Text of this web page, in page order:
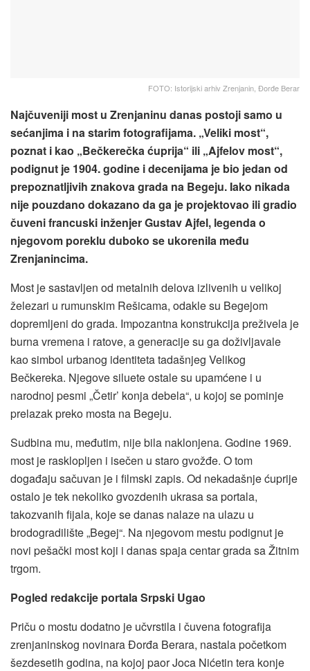
FOTO: Istorijski arhiv Zrenjanin, Đorđe Berar
Najčuveniji most u Zrenjaninu danas postoji samo u
sećanjima i na starim fotografijama. „Veliki most“,
poznat i kao „Bečkerečka ćuprija“ ili „Ajfelov most“,
podignut je 1904. godine i decenijama je bio jedan od
prepoznatljivih znakova grada na Begeju. Iako nikada
nije pouzdano dokazano da ga je projektovao ili gradio
čuveni francuski inženjer Gustav Ajfel, legenda o
njegovom poreklu duboko se ukorenila među
Zrenjanincima.
Most je sastavljen od metalnih delova izlivenih u velikoj
železari u rumunskim Rešicama, odakle su Begejom
dopremljeni do grada. Impozantna konstrukcija preživela je
burna vremena i ratove, a generacije su ga doživljavale
kao simbol urbanog identiteta tadašnjeg Velikog
Bečkereka. Njegove siluete ostale su upamćene i u
narodnoj pesmi „Četir’ konja debela“, u kojoj se pominje
prelazak preko mosta na Begeju.
Sudbina mu, međutim, nije bila naklonjena. Godine 1969.
most je rasklopljen i isečen u staro gvožđe. O tom
događaju sačuvan je i filmski zapis. Od nekadašnje ćuprije
ostalo je tek nekoliko gvozdenih ukrasa sa portala,
takozvanih fijala, koje se danas nalaze na ulazu u
brodogradilište „Begej“. Na njegovom mestu podignut je
novi pešački most koji i danas spaja centar grada sa Žitnim
trgom.
Pogled redakcije portala Srpski Ugao
Priču o mostu dodatno je učvrstila i čuvena fotografija
zrenjaninskog novinara Đorđa Berara, nastala početkom
šezdesetih godina, na kojoj paor Joca Nićetin tera konje